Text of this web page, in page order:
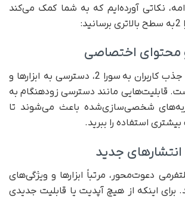
نکاتی آورده‌ایم که به شما کمک می‌کند
محتوای اختصاصی
یکی از دلایل اصلی جذب کاربران به سورا 2، دسترسی به ابزارها و
قابلیت‌هایی مانند دسترسی زودهنگام به
شخصی‌سازی‌شده باعث می‌شوند تا
استفاده را ببرید.
انتشارهای جدید
پلتفرمی دعوت‌محور، مرتباً ابزارها و ویژگی‌های
برای اینکه از هیچ آپدیت یا قابلیت جدیدی